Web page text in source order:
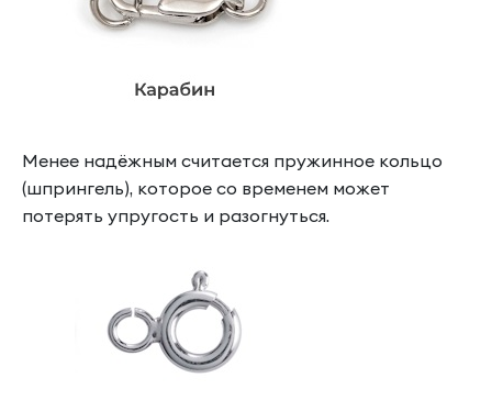
Менее надёжным считается пружинное кольцо
(шпрингель), которое со временем может
потерять упругость и разогнуться.